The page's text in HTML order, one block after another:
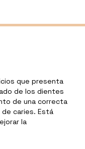
que presenta
de los dientes
de una correcta
de caries. Está
la